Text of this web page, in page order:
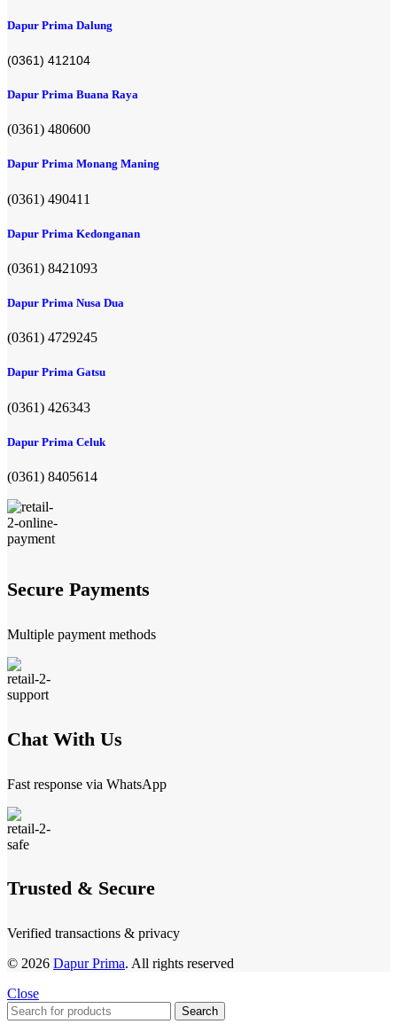
Dapur Prima Dalung
(0361) 412104
Dapur Prima Buana Raya
(0361) 480600
Dapur Prima Monang Maning
(0361) 490411​
Dapur Prima Kedonganan
(0361) 8421093
Dapur Prima Nusa Dua
(0361) 4729245
Dapur Prima Gatsu
(0361) 426343
Dapur Prima Celuk
(0361) 8405614
Secure Payments
Multiple payment methods
Chat With Us
Fast response via WhatsApp
Trusted & Secure
Verified transactions & privacy
© 2026 Dapur Prima. All rights reserved
Close
Search